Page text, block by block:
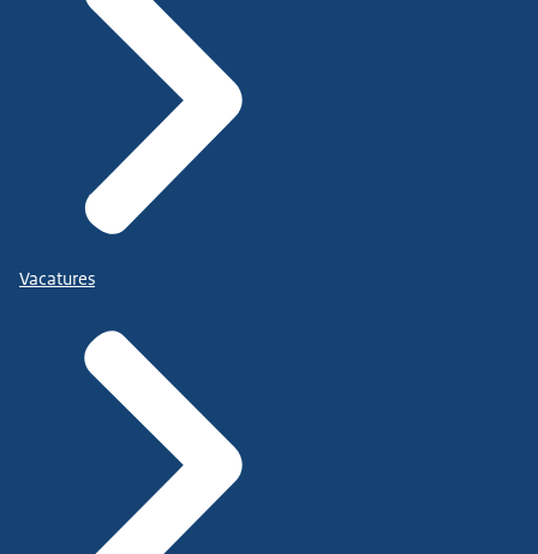
Vacatures